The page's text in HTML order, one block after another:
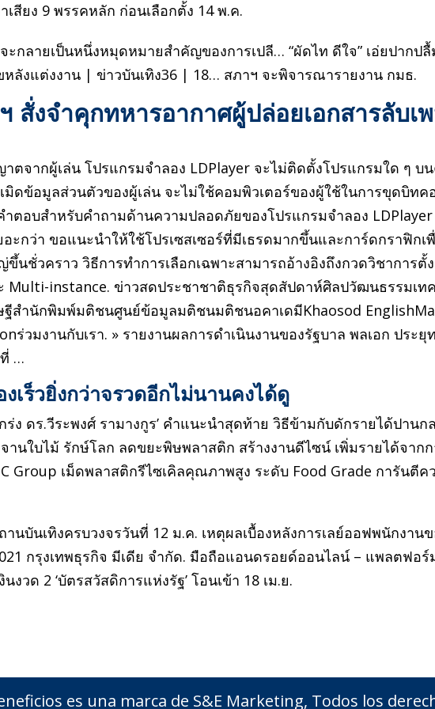
เสียง 9 พรรคหลัก ก่อนเลือกตั้ง 14 พ.ค.
ะกลายเป็นหนึ่งหมุดหมายสำคัญของการเปลี… “ผัดไท ดีใจ” เอ่ยปากป
ลังแต่งงาน | ข่าวบันเทิง36 | 18… สภาฯ จะพิจารณารายงาน กมธ.
สั่งจำคุกทหารอากาศผู้ปล่อยเอกสารลับเ
ตจากผู้เล่น โปรแกรมจำลอง LDPlayer จะไม่ติดตั้งโปรแกรมใด ๆ บ
มิดข้อมูลส่วนตัวของผู้เล่น จะไม่ใช้คอมพิวเตอร์ของผู้ใช้ในการขุดบิทค
ำตอบสำหรับคำถามด้านความปลอดภัยของโปรแกรมจำลอง
อะกว่า ขอแนะนำให้ใช้โปรเซสเซอร์ที่มีเธรดมากขึ้นและการ์ดกราฟิกเ
นชั่วคราว วิธีการทำการเลือกเฉพาะสามารถอ้างอิงถึงกวดวิชาการตั้
Multi-instance. ข่าวสดประชาชาติธุรกิจสุดสัปดาห์ศิลปวัฒนธรรมเท
ฐีสำนักพิมพ์มติชนศูนย์ข้อมูลมติชนมติชนอคาเดมีKhaosod
ร่วมงานกับเรา. » รายงานผลการดำเนินงานของรัฐบาล พลเอก ประ
…
เร็วยิ่งกว่าจรวดอีกไม่นานคงได้ดู
ร่ง ดร.วีระพงศ์ รามางกูร’ คำแนะนำสุดท้าย วิธีข้ามกับดักรายได้ปานก
านใบไม้ รักษ์โลก ลดขยะพิษพลาสติก สร้างงานดีไซน์ เพิ่มรายได้จาก
Group เม็ดพลาสติกรีไซเคิลคุณภาพสูง ระดับ Food Grade การันตีค
านบันเทิงครบวงจรวันที่ 12 ม.ค. เหตุผลเบื้องหลังการเลย์ออฟพนักงา
กรุงเทพธุรกิจ มีเดีย จำกัด. มือถือแอนดรอยด์ออนไลน์ – แพลตฟอร์
งวด 2 ‘บัตรสวัสดิการแห่งรัฐ’ โอนเข้า 18 เม.ย.
es una marca de S&E Marketing, Todos los